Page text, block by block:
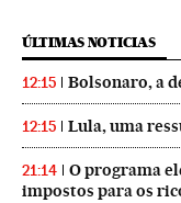
ÚLTIMAS NOTICIAS
12:15 Bolsonaro, a
12:15 Lula, uma
21:14
O programa
impostos para os